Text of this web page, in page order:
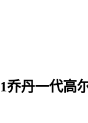
丹一代高